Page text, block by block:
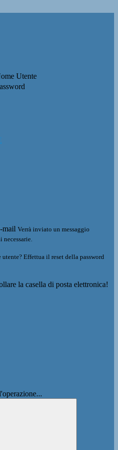
Utente
mail Verrà inviato un messaggio
Effettua il reset della password
la casella di posta elettronica!